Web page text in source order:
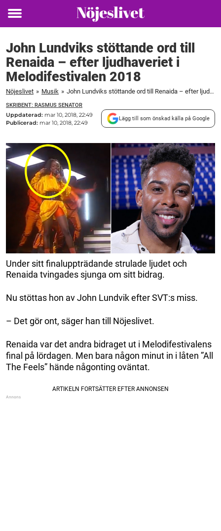
Toggle
John Lundviks stöttande ord till
Renaida – efter ljudhaveriet i
Melodifestivalen 2018
Nöjeslivet » Musik » John Lundviks stöttande ord till Renaida – efter ljudhaveriet i Melodifestivalen 2018
SKRIBENT: RASMUS SENATOR
Uppdaterad: mar 10, 2018, 22:49
Publicerad: mar 10, 2018, 22:49
Lägg till som önskad källa på Google
Under sitt finaluppträdande strulade ljudet och
Renaida tvingades sjunga om sitt bidrag.
Nu stöttas hon av John Lundvik efter SVT:s miss.
– Det gör ont, säger han till Nöjeslivet.
Renaida var det andra bidraget ut i Melodifestivalens
final på lördagen. Men bara någon minut in i låten ”All
The Feels” hände någonting oväntat.